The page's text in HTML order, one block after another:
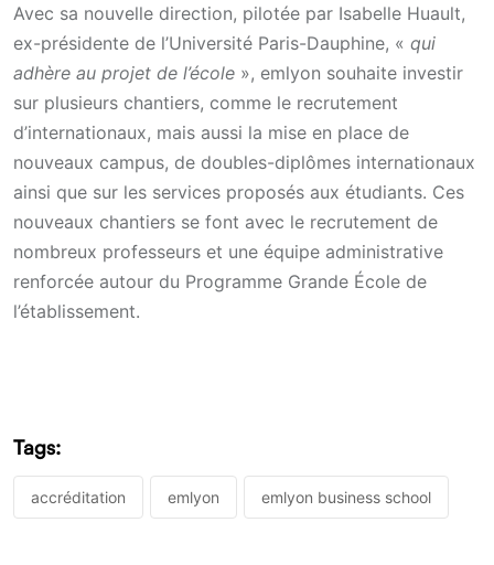
Avec sa nouvelle direction, pilotée par Isabelle Huault,
ex-présidente de l’Université Paris-Dauphine, « qui
adhère au projet de l’école », emlyon souhaite investir
sur plusieurs chantiers, comme le recrutement
d’internationaux, mais aussi la mise en place de
nouveaux campus, de doubles-diplômes internationaux
ainsi que sur les services proposés aux étudiants. Ces
nouveaux chantiers se font avec le recrutement de
nombreux professeurs et une équipe administrative
renforcée autour du Programme Grande École de
l’établissement.
Tags:
accréditation emlyon emlyon business school